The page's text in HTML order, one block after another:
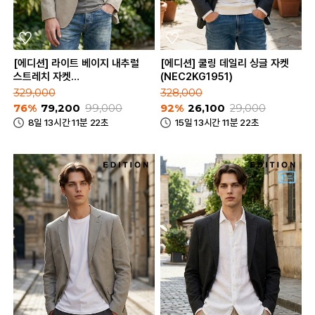
[에디션] 라이트 베이지 내추럴
스트레치 자켓
(NEE2KG1953_LBE)
329,000
76% 79,200 99,000
8일 13시간 11분 22초
[에디션] 쿨링 데일리 싱글 자켓
(NEC2KG1951)
328,000
92% 26,100 29,000
15일 13시간 11분 22초